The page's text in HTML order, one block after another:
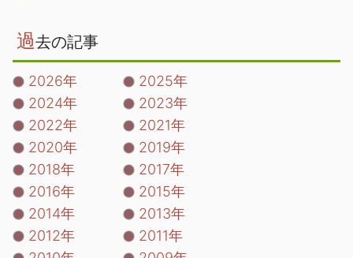
過去の記事
2026年
2025年
2024年
2023年
2022年
2021年
2020年
2019年
2018年
2017年
2016年
2015年
2014年
2013年
2012年
2011年